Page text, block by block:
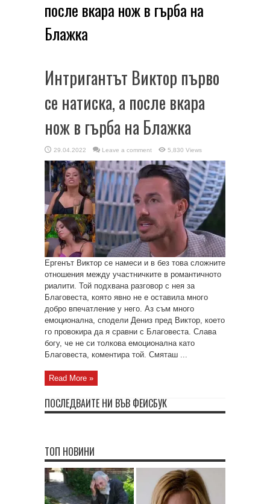
после вкара нож в гърба на
Блажка
Интригантът Виктор първо
се натиска, а после вкара
нож в гърба на Блажка
29.04.2022 Leave a comment 5,830 Views
Ергенът Виктор се намеси и в без това сложните
отношения между участничките в романтичното
риалити. Той подхвана разговор с нея за
Благовеста, която явно не е оставила много
добро впечатление у него. Аз съм много
емоционална, сподели Дениз пред Виктор, което
го провокира да я сравни с Благовеста. Слава
богу, че не си толкова емоционална като
Благовеста, коментира той. Смяташ ...
Read More »
ПОСЛЕДВАЙТЕ НИ ВЪВ ФЕЙСБУК
ТОП НОВИНИ